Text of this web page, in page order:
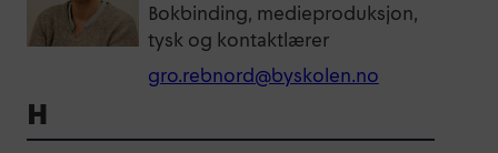
Bokbinding, medieproduksjon,
tysk og kontaktlærer
gro.rebnord@byskolen.no
H